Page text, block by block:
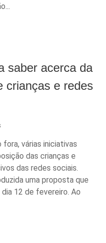
saber acerca da
crianças e redes
fora, várias iniciativas
das crianças e
das redes sociais.
uma proposta que
12 de fevereiro. Ao